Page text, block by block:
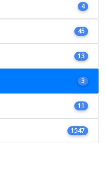
4
45
13
3
11
1547